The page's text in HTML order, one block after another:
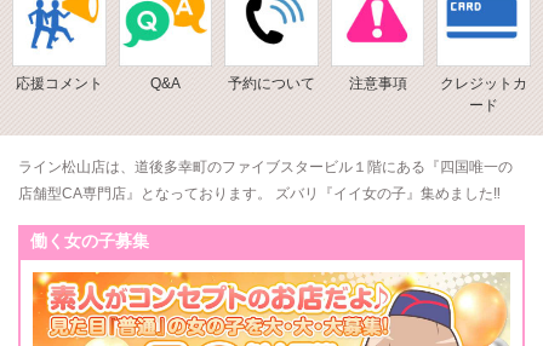
応援コメント Q&A 予約について 注意事項
クレジットカ
ード
ライン松山店は、道後多幸町のファイブスタービル１階にある『四国唯一の
店舗型CA専門店』となっております。 ズバリ『イイ女の子』集めました‼
働く女の子募集